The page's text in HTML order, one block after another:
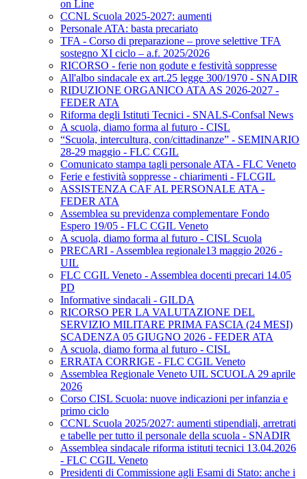
on Line
CCNL Scuola 2025-2027: aumenti
Personale ATA: basta precariato
TFA - Corso di preparazione – prove selettive TFA
sostegno XI ciclo – a.f. 2025/2026
RICORSO - ferie non godute e festività soppresse
All'albo sindacale ex art.25 legge 300/1970 - SNADIR
RIDUZIONE ORGANICO ATA AS 2026-2027 -
FEDER ATA
Riforma degli Istituti Tecnici - SNALS-Confsal News
A scuola, diamo forma al futuro - CISL
“Scuola, intercultura, con/cittadinanze” - SEMINARIO
28-29 maggio - FLC CGIL
Comunicato stampa tagli personale ATA - FLC Veneto
Ferie e festività soppresse - chiarimenti - FLCGIL
ASSISTENZA CAF AL PERSONALE ATA -
FEDER ATA
Assemblea su previdenza complementare Fondo
Espero 19/05 - FLC CGIL Veneto
A scuola, diamo forma al futuro - CISL Scuola
PRECARI - Assemblea regionale13 maggio 2026 -
UIL
FLC CGIL Veneto - Assemblea docenti precari 14.05
PD
Informative sindacali - GILDA
RICORSO PER LA VALUTAZIONE DEL
SERVIZIO MILITARE PRIMA FASCIA (24 MESI)
SCADENZA 05 GIUGNO 2026 - FEDER ATA
A scuola, diamo forma al futuro - CISL
ERRATA CORRIGE - FLC CGIL Veneto
Assemblea Regionale Veneto UIL SCUOLA 29 aprile
2026
Corso CISL Scuola: nuove indicazioni per infanzia e
primo ciclo
CCNL Scuola 2025/2027: aumenti stipendiali, arretrati
e tabelle per tutto il personale della scuola - SNADIR
Assemblea sindacale riforma istituti tecnici 13.04.2026
- FLC CGIL Veneto
Presidenti di Commissione agli Esami di Stato: anche i